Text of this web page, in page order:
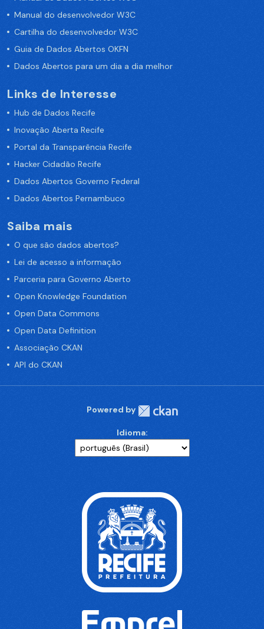
Manual do desenvolvedor W3C
Cartilha do desenvolvedor W3C
Guia de Dados Abertos OKFN
Dados Abertos para um dia a dia melhor
Links de Interesse
Hub de Dados Recife
Inovação Aberta Recife
Portal da Transparência Recife
Hacker Cidadão Recife
Dados Abertos Governo Federal
Dados Abertos Pernambuco
Saiba mais
O que são dados abertos?
Lei de acesso a informação
Parceria para Governo Aberto
Open Knowledge Foundation
Open Data Commons
Open Data Definition
Associação CKAN
API do CKAN
Powered by
Idioma